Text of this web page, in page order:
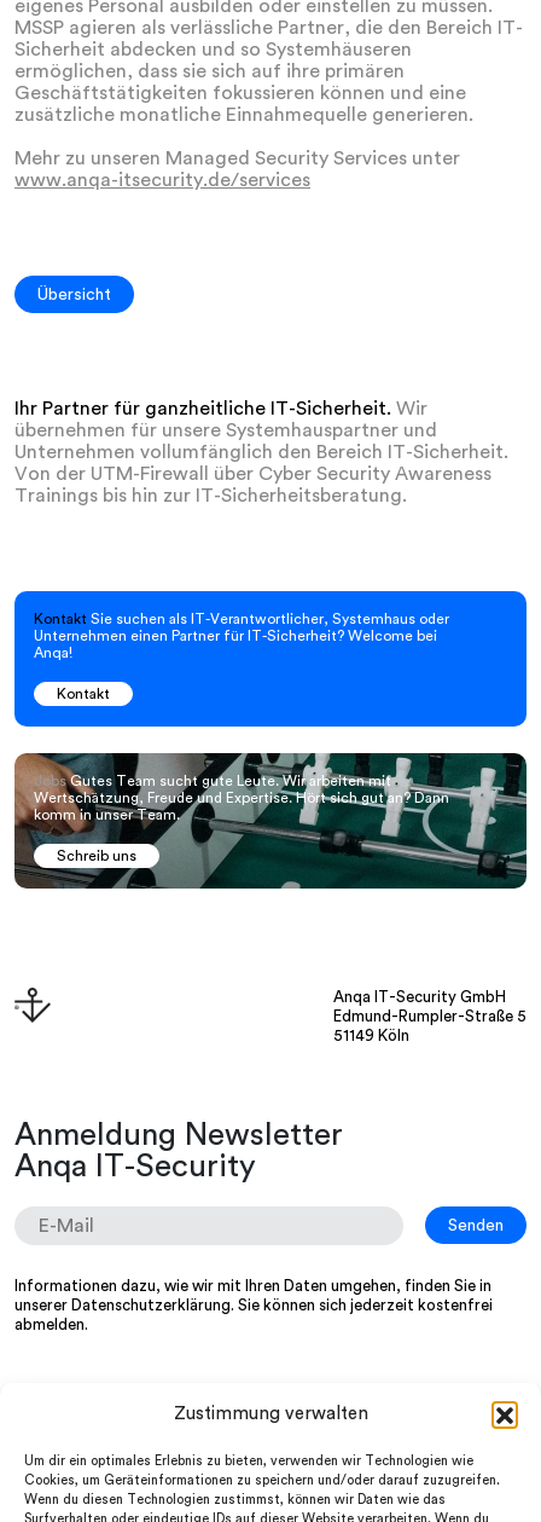
Zustimmung verwalten
Um dir ein optimales Erlebnis zu bieten, verwenden wir Technologien wie
Cookies, um Geräteinformationen zu speichern und/oder darauf zuzugreifen.
Wenn du diesen Technologien zustimmst, können wir Daten wie das
Surfverhalten oder eindeutige IDs auf dieser Website verarbeiten. Wenn du
eigenes Personal ausbilden oder einstellen zu müssen.
MSSP agieren als verlässliche Partner, die den Bereich IT-
Sicherheit abdecken und so Systemhäuseren
ermöglichen, dass sie sich auf ihre primären
Geschäftstätigkeiten fokussieren können und eine
zusätzliche monatliche Einnahmequelle generieren.
Mehr zu unseren Managed Security Services unter
www.anqa-itsecurity.de/services
Übersicht
Ihr Partner für ganzheitliche IT-Sicherheit. Wir
übernehmen für unsere Systemhauspartner und
Unternehmen vollumfänglich den Bereich IT-Sicherheit.
Von der UTM-Firewall über Cyber Security Awareness
Trainings bis hin zur IT-Sicherheitsberatung.
Kontakt
Kontakt Sie suchen als IT-Verantwortlicher, Systemhaus oder
Unternehmen einen Partner für IT-Sicherheit? Welcome bei
Anqa!
Schreib uns
JobsGutes Team sucht gute Leute. Wir arbeiten mit
Wertschätzung, Freude und Expertise. Hört sich gut an? Dann
komm in unser Team.
LinkedIn
facebook
Datenschutz
Partner
News
FAQ
Anqa IT-Security GmbH
Edmund-Rumpler-Straße 5
51149 Köln
Anmeldung Newsletter
Anqa IT-Security
Informationen dazu, wie wir mit Ihren Daten umgehen, finden Sie in
unserer Datenschutzerklärung. Sie können sich jederzeit kostenfrei
abmelden.